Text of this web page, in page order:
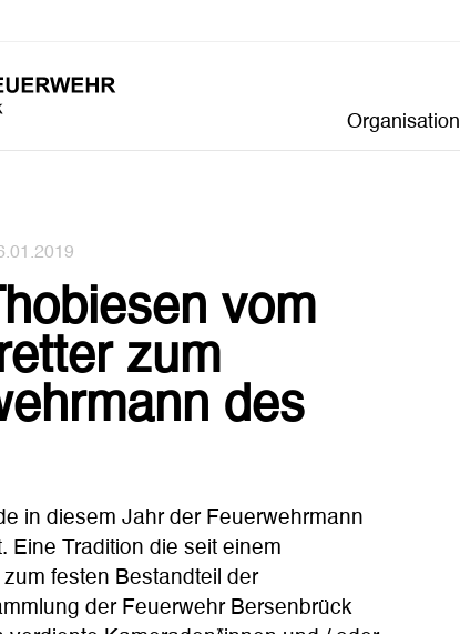
Organisation
vom
zum
des
in diesem Jahr der Feuerwehrmann
Eine Tradition die seit einem
festen Bestandteil der
der Feuerwehr Bersenbrück